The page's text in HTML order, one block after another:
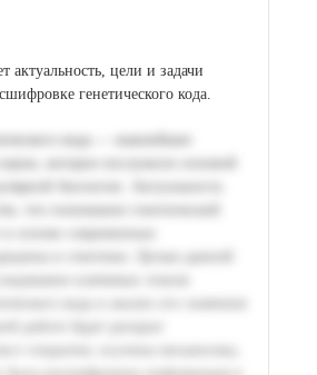
актуальность, цели и задачи
генетического кода.